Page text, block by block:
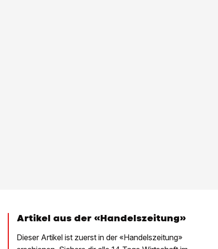
Artikel aus der «Handelszeitung»
Dieser Artikel ist zuerst in der «Handelszeitung»